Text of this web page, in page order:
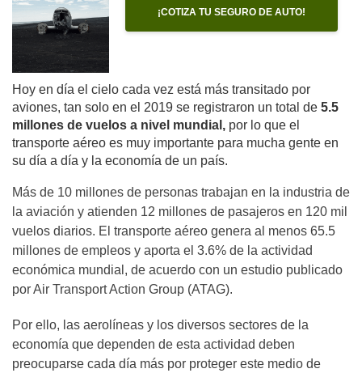
¡COTIZA TU SEGURO DE AUTO!
Hoy en día el cielo cada vez está más transitado por
aviones, tan solo en el 2019 se registraron un total de 5.5
millones de vuelos a nivel mundial, por lo que el
transporte aéreo es muy importante para mucha gente en
su día a día y la economía de un país.
Más de 10 millones de personas trabajan en la industria de
la aviación y atienden 12 millones de pasajeros en 120 mil
vuelos diarios. El transporte aéreo genera al menos 65.5
millones de empleos y aporta el 3.6% de la actividad
económica mundial, de acuerdo con un estudio publicado
por Air Transport Action Group (ATAG).
Por ello, las aerolíneas y los diversos sectores de la
economía que dependen de esta actividad deben
preocuparse cada día más por proteger este medio de